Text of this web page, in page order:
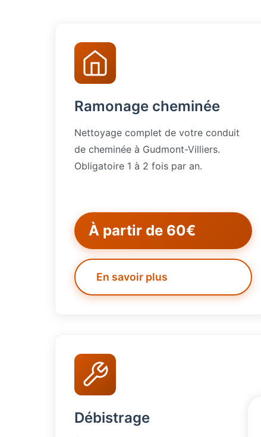
Ramonage cheminée
Nettoyage complet de votre conduit
de cheminée à Gudmont-Villiers.
Obligatoire 1 à 2 fois par an.
À partir de 60€
En savoir plus
Débistrage